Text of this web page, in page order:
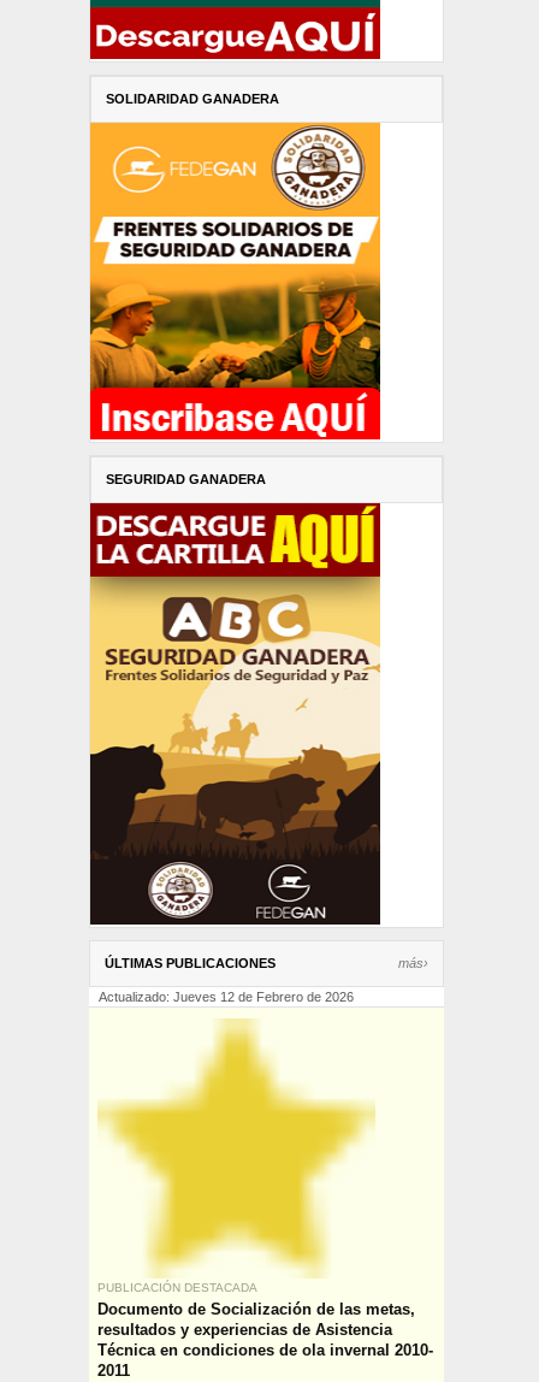
SOLIDARIDAD GANADERA
SEGURIDAD GANADERA
ÚLTIMAS PUBLICACIONES más›
Actualizado: Jueves 12 de Febrero de 2026
PUBLICACIÓN DESTACADA
Documento de Socialización de las metas,
resultados y experiencias de Asistencia
Técnica en condiciones de ola invernal 2010-
2011